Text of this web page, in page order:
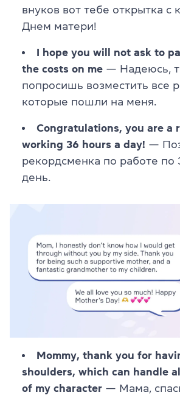
внуков вот тебе открытка с
Днем матери!
I hope you will not ask to
the costs on me — Надеюсь,
попросишь возместить все
которые пошли на меня.
Congratulations, you are a
working 36 hours a day! —
рекордсменка по работе по
день.
Mommy, thank you for
shoulders, which can handle
of my character — Мама,